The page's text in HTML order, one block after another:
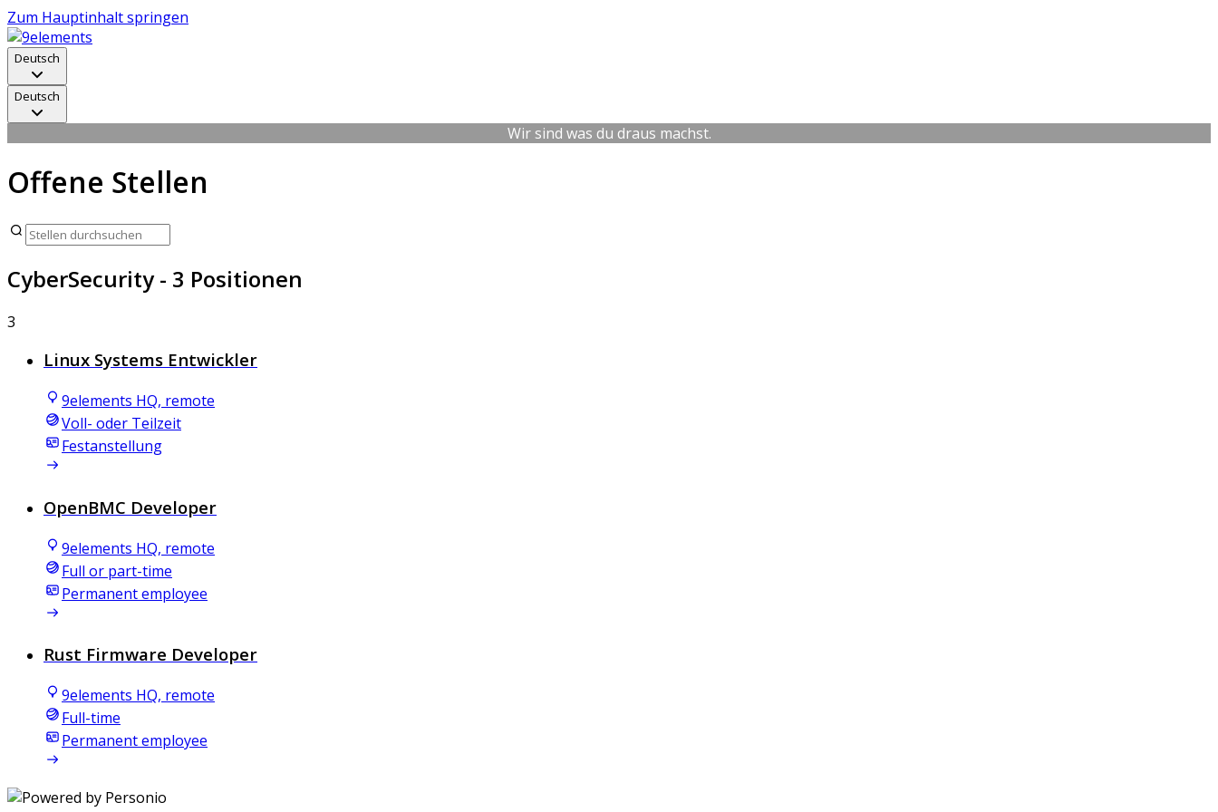
Zum Hauptinhalt springen
Deutsch
Deutsch
Wir sind was du draus machst.
Offene Stellen
CyberSecurity- 3 Positionen
3
Linux Systems Entwickler
9elements HQ, remote
Voll- oder Teilzeit
Festanstellung
OpenBMC Developer
9elements HQ, remote
Full or part-time
Permanent employee
Rust Firmware Developer
9elements HQ, remote
Full-time
Permanent employee